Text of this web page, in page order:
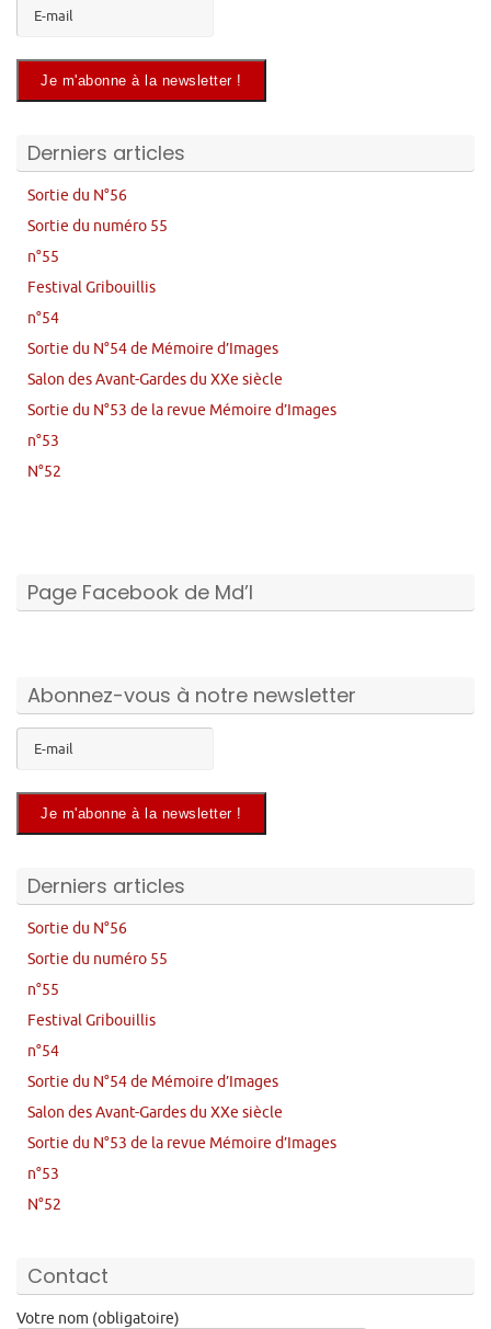
Derniers articles
Sortie du N°56
Sortie du numéro 55
n°55
Festival Gribouillis
n°54
Sortie du N°54 de Mémoire d’Images
Salon des Avant-Gardes du XXe siècle
Sortie du N°53 de la revue Mémoire d’Images
n°53
N°52
Page Facebook de Md’I
Abonnez-vous à notre newsletter
Derniers articles
Sortie du N°56
Sortie du numéro 55
n°55
Festival Gribouillis
n°54
Sortie du N°54 de Mémoire d’Images
Salon des Avant-Gardes du XXe siècle
Sortie du N°53 de la revue Mémoire d’Images
n°53
N°52
Contact
Votre nom (obligatoire)